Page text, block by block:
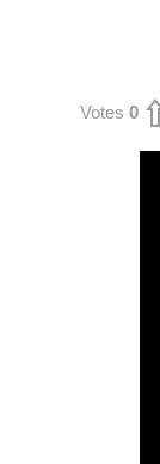
0
Votes